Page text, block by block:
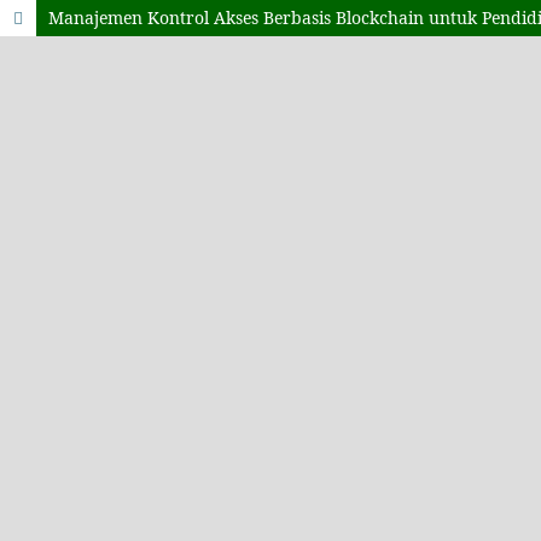
Manajemen Kontrol Akses Berbasis Blockchain untuk